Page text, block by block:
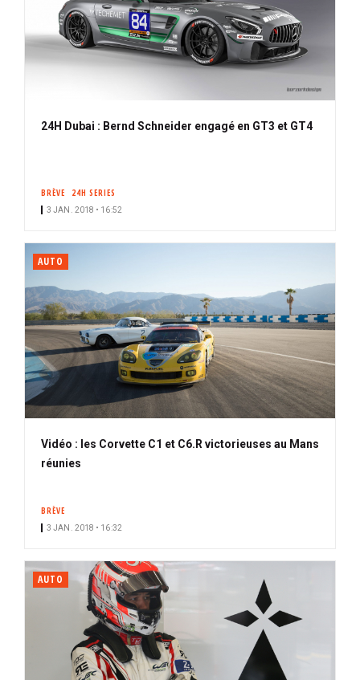
24H Dubai : Bernd Schneider engagé en GT3 et GT4
BRÈVE 24H SERIES
3 JAN. 2018 • 16:52
AUTO
Vidéo : les Corvette C1 et C6.R victorieuses au Mans
réunies
BRÈVE
3 JAN. 2018 • 16:32
AUTO